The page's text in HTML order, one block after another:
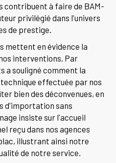
contribuent à faire de BAM-
privilégié dans l'univers
de prestige.
mettent en évidence la
interventions. Par
a souligné comment la
effectuée par nos
bien des déconvenues, en
d'importation sans
insiste sur l'accueil
reçu dans nos agences
illustrant ainsi notre
de notre service.